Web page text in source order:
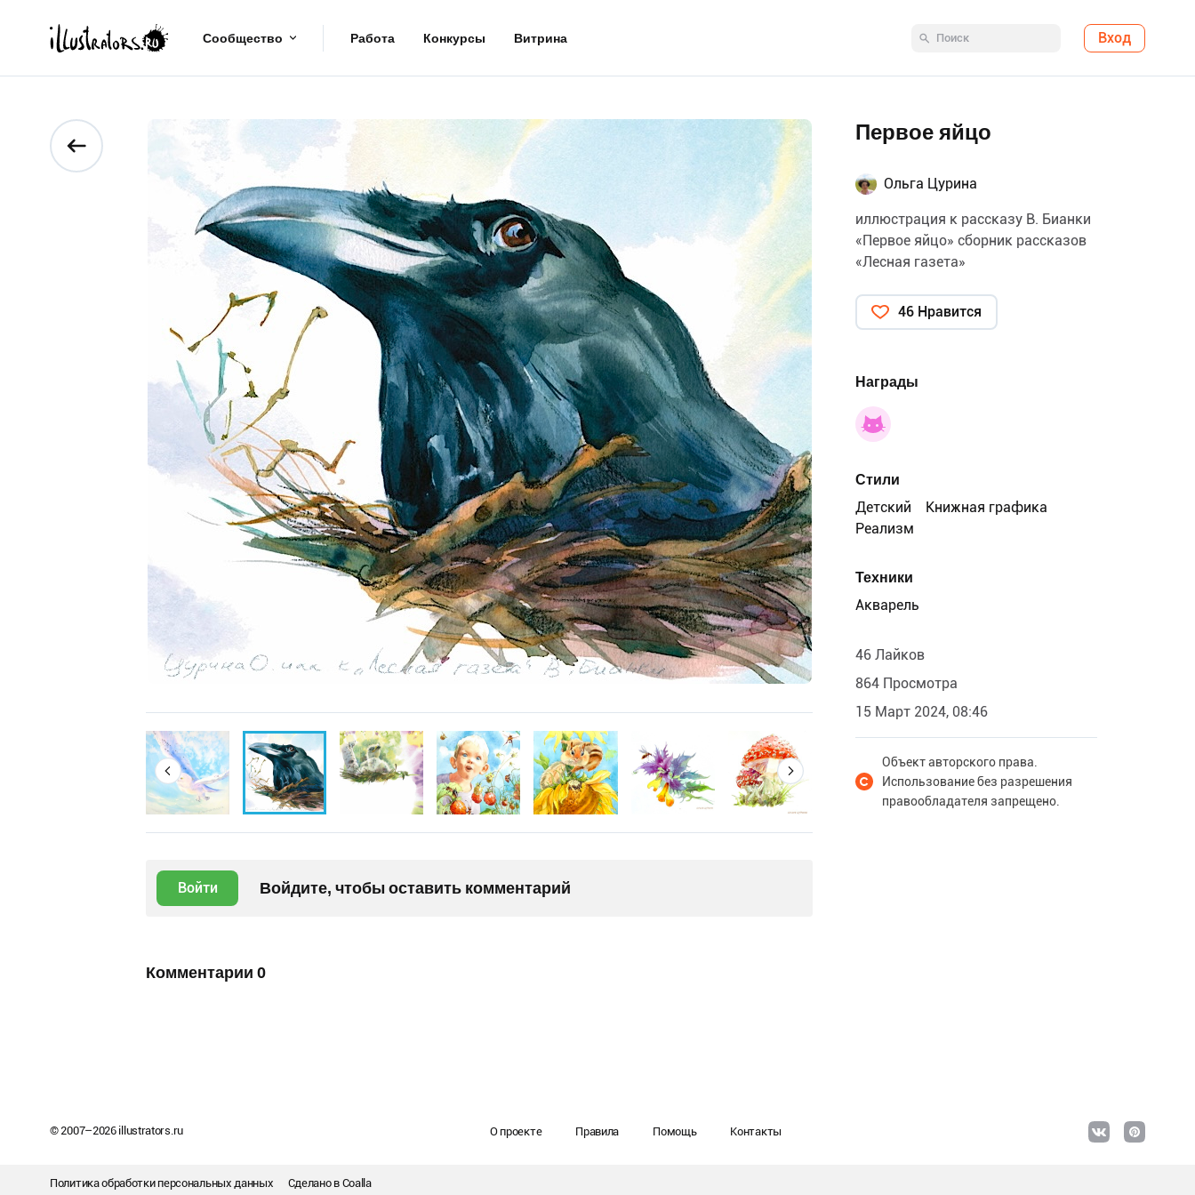
Сообщество Работа Конкурсы Витрина Вход
Войти Войдите, чтобы оставить комментарий
Комментарии 0
Первое яйцо
Ольга Цурина
иллюстрация к рассказу В. Бианки
«Первое яйцо» сборник рассказов
«Лесная газета»
46 Нравится
Награды
Стили
Детский
Книжная графика
Реализм
Техники
Акварель
46 Лайков
864 Просмотра
15 Март 2024, 08:46
Объект авторского права.
Использование без разрешения
правообладателя запрещено.
© 2007–2026illustrators.ru О проекте Правила Помощь Контакты
Политика обработки персональных данных Сделано в Coalla